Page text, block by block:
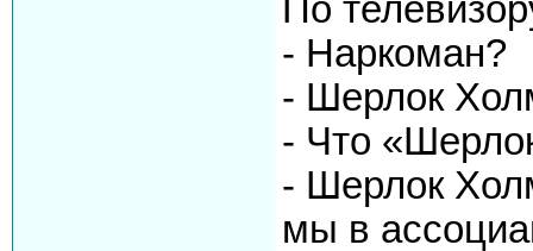
По
- Наркоман?
- Шерлок
- Что
- Шерлок
мы в